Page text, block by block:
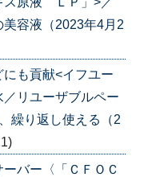
美容液（2023年4月2
も貢献<イフユー
リユーザブルペー
繰り返し使える（2
バー〈「ＣＦＯＣ